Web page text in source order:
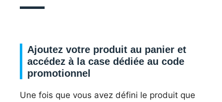
Ajoutez votre produit au panier et
accédez à la case dédiée au code
promotionnel
Une fois que vous avez défini le produit que